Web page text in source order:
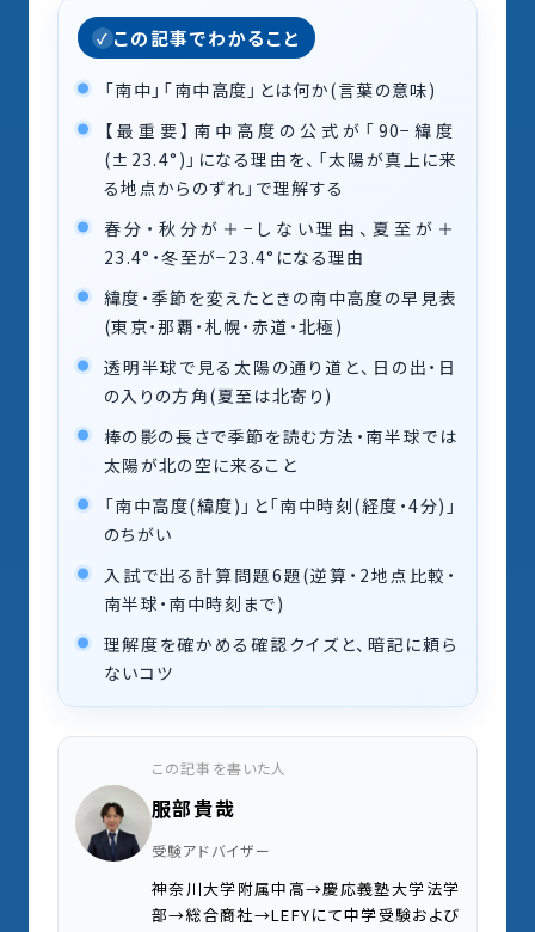
この記事でわかること
「南中」「南中高度」とは何か(言葉の意味)
【最重要】南中高度の公式が「90−緯度
(±23.4°)」になる理由を、「太陽が真上に来
る地点からのずれ」で理解する
春分・秋分が＋−しない理由、夏至が＋
23.4°・冬至が−23.4°になる理由
緯度・季節を変えたときの南中高度の早見表
(東京・那覇・札幌・赤道・北極)
透明半球で見る太陽の通り道と、日の出・日
の入りの方角(夏至は北寄り)
棒の影の長さで季節を読む方法・南半球では
太陽が北の空に来ること
「南中高度(緯度)」と「南中時刻(経度・4分)」
のちがい
入試で出る計算問題6題(逆算・2地点比較・
南半球・南中時刻まで)
理解度を確かめる確認クイズと、暗記に頼ら
ないコツ
この記事を書いた人
服部貴哉
受験アドバイザー
神奈川大学附属中高→慶応義塾大学法学
部→総合商社→LEFYにて中学受験および